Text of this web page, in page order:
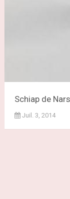
Schiap de
Juil. 3, 2014